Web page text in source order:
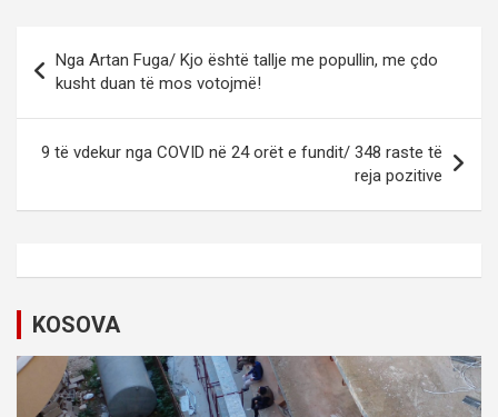
s
a
a
Nga Artan Fuga/ Kjo është tallje me popullin, me çdo
kusht duan të mos votojmë!
9 të vdekur nga COVID në 24 orët e fundit/ 348 raste të
reja pozitive
KOSOVA